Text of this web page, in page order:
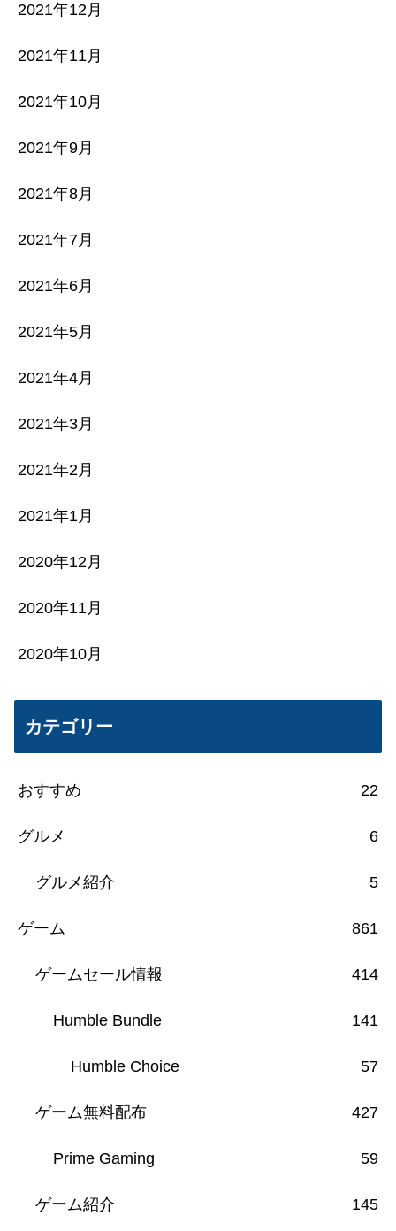
2021年12月
2021年11月
2021年10月
2021年9月
2021年8月
2021年7月
2021年6月
2021年5月
2021年4月
2021年3月
2021年2月
2021年1月
2020年12月
2020年11月
2020年10月
カテゴリー
おすすめ 22
グルメ 6
グルメ紹介 5
ゲーム 861
ゲームセール情報 414
Humble Bundle 141
Humble Choice 57
ゲーム無料配布 427
Prime Gaming 59
ゲーム紹介 145